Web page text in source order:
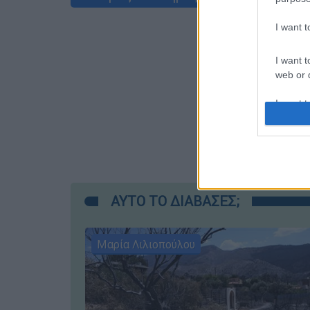
I want
I want
web or
I want
ΑΥΤΟ ΤΟ ΔΙΑΒΑΣΕΣ;
Μαρία Λιλιοπούλου